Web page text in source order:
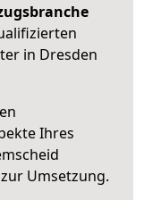
in Dresden
Ihres
Umsetzung.